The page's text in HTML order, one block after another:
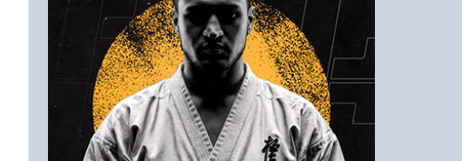
Пароль
Войти
Напомнить пароль